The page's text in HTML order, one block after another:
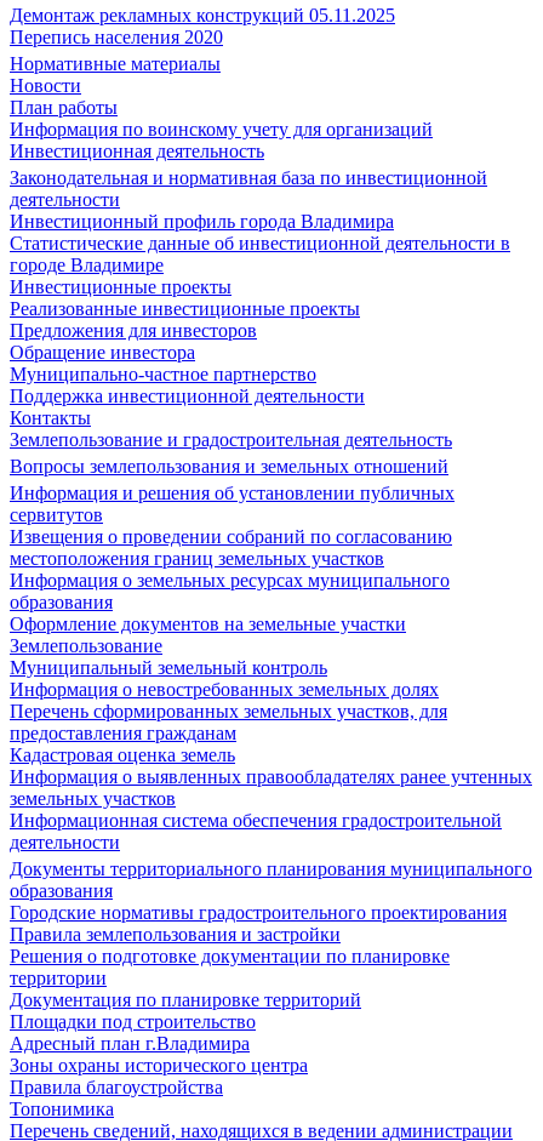
Демонтаж рекламных конструкций 05.11.2025
Перепись населения 2020
Нормативные материалы
Новости
План работы
Информация по воинскому учету для организаций
Инвестиционная деятельность
Законодательная и нормативная база по инвестиционной
деятельности
Инвестиционный профиль города Владимира
Статистические данные об инвестиционной деятельности в
городе Владимире
Инвестиционные проекты
Реализованные инвестиционные проекты
Предложения для инвесторов
Обращение инвестора
Муниципально-частное партнерство
Поддержка инвестиционной деятельности
Контакты
Землепользование и градостроительная деятельность
Вопросы землепользования и земельных отношений
Информация и решения об установлении публичных
сервитутов
Извещения о проведении собраний по согласованию
местоположения границ земельных участков
Информация о земельных ресурсах муниципального
образования
Оформление документов на земельные участки
Землепользование
Муниципальный земельный контроль
Информация о невостребованных земельных долях
Перечень сформированных земельных участков, для
предоставления гражданам
Кадастровая оценка земель
Информация о выявленных правообладателях ранее учтенных
земельных участков
Информационная система обеспечения градостроительной
деятельности
Документы территориального планирования муниципального
образования
Городские нормативы градостроительного проектирования
Правила землепользования и застройки
Решения о подготовке документации по планировке
территории
Документация по планировке территорий
Площадки под строительство
Адресный план г.Владимира
Зоны охраны исторического центра
Правила благоустройства
Топонимика
Перечень сведений, находящихся в ведении администрации